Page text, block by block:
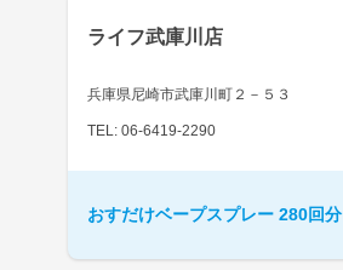
ライフ武庫川店
兵庫県尼崎市武庫川町２－５３
TEL: 06-6419-2290
おすだけベープスプレー 280回分